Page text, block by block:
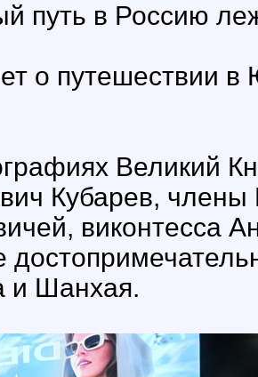
путь в Россию
о путешествии
Великий
Кубарев,
виконтесса
и Шанхая.